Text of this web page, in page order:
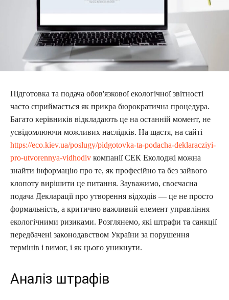
Підготовка та подача обов'язкової екологічної звітності
часто сприймається як прикра бюрократична процедура.
Багато керівників відкладають це на останній момент, не
усвідомлюючи можливих наслідків. На щастя, на сайті
https://eco.kiev.ua/poslugy/pidgotovka-ta-podacha-deklaracziyi-
pro-utvorennya-vidhodiv компанії СЕК Еколоджі можна
знайти інформацію про те, як професійно та без зайвого
клопоту вирішити це питання. Зауважимо, своєчасна
подача Декларації про утворення відходів — це не просто
формальність, а критично важливий елемент управління
екологічними ризиками. Розглянемо, які штрафи та санкції
передбачені законодавством України за порушення
термінів і вимог, і як цього уникнути.
Аналіз штрафів